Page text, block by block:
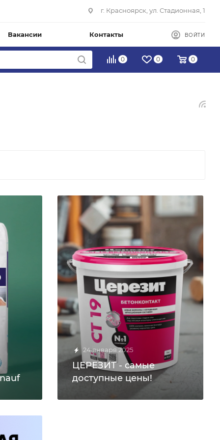
г. Красноярск, ул. Стадионная, 1
Вакансии Контакты ВОЙТИ
0 0 0
24 января 2025
ЦЕРЕЗИТ - самые
доступные цены!